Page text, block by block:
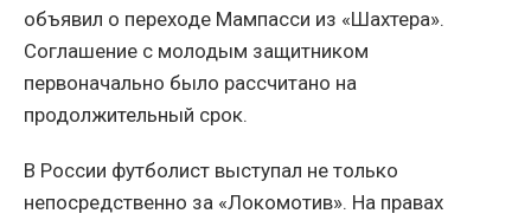
объявил о переходе Мампасси из «Шахтера».
Соглашение с молодым защитником
первоначально было рассчитано на
продолжительный срок.
В России футболист выступал не только
непосредственно за «Локомотив». На правах